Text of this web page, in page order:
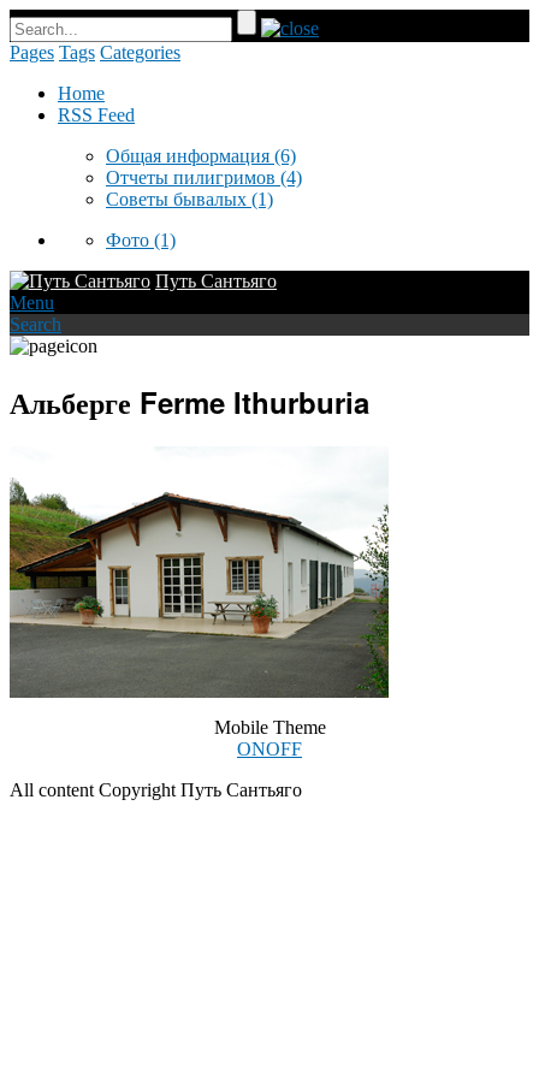
Pages Tags Categories
Home
RSS Feed
Общая информация (6)
Отчеты пилигримов (4)
Советы бывалых (1)
Фото (1)
Путь Сантьяго
Menu
Search
Альберге Ferme Ithurburia
Mobile Theme
ONOFF
All content Copyright Путь Сантьяго